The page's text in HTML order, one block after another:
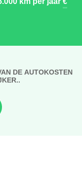
DE AUTOKOSTEN